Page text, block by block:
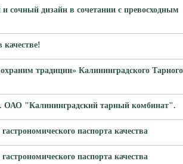
сочный дизайн в сочетании с превосходным
традиции» Калининградского Тарного
ОАО "Калининградский тарный комбинат".
паспорта качества
паспорта качества